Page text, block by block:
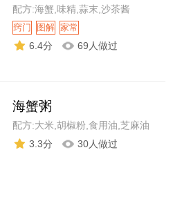
配方:海蟹,味精,蒜末,沙茶酱
窍门 图解 家常
6.4分 69人做过
海蟹粥
配方:大米,胡椒粉,食用油,芝麻油
3.3分
30人做过